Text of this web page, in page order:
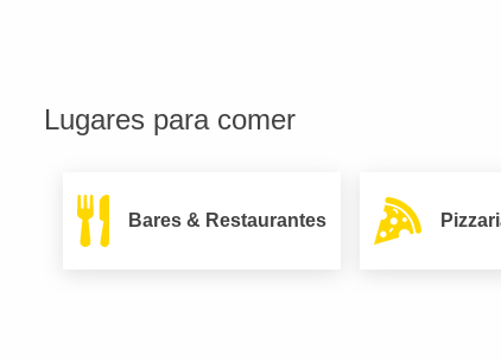
Lugares para comer
Bares & Restaurantes